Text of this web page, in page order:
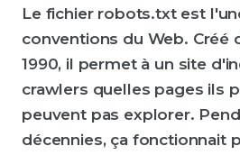
Le fichier robots.txt est
conventions du Web. Créé
1990, il permet à un site
crawlers quelles pages ils
peuvent pas explorer.
décennies, ça fonctionnait